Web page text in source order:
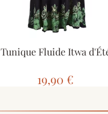
Tunique Fluide Itwa
19,90 €